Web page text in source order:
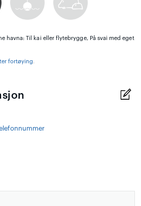
havna: Til kai eller flytebrygge, På svai med eget
fortøying.